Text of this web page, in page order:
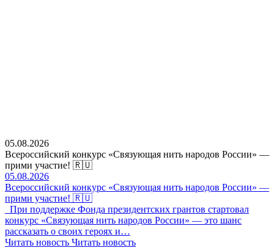
05.08.2026
Всероссийский конкурс «Связующая нить народов России» —
прими участие! 🇷🇺
05.08.2026
Всероссийский конкурс «Связующая нить народов России» —
прими участие! 🇷🇺
При поддержке Фонда президентских грантов стартовал
конкурс «Связующая нить народов России» — это шанс
рассказать о своих героях и…
Читать новость Читать новость